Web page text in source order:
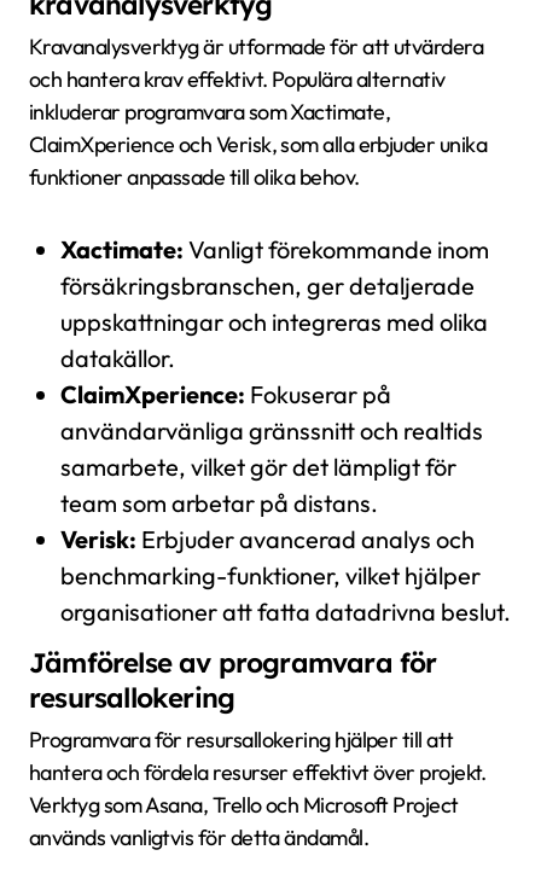
Kravanalysverktyg är utformade för att utvärdera
och hantera krav effektivt. Populära alternativ
inkluderar programvara som Xactimate,
ClaimXperience och Verisk, som alla erbjuder unika
funktioner anpassade till olika behov.
Xactimate: Vanligt förekommande inom
försäkringsbranschen, ger detaljerade
uppskattningar och integreras med olika
datakällor.
ClaimXperience: Fokuserar på
användarvänliga gränssnitt och realtids
samarbete, vilket gör det lämpligt för
team som arbetar på distans.
Verisk: Erbjuder avancerad analys och
benchmarking-funktioner, vilket hjälper
organisationer att fatta datadrivna beslut.
Jämförelse av programvara för
resursallokering
Programvara för resursallokering hjälper till att
hantera och fördela resurser effektivt över projekt.
Verktyg som Asana, Trello och Microsoft Project
används vanligtvis för detta ändamål.